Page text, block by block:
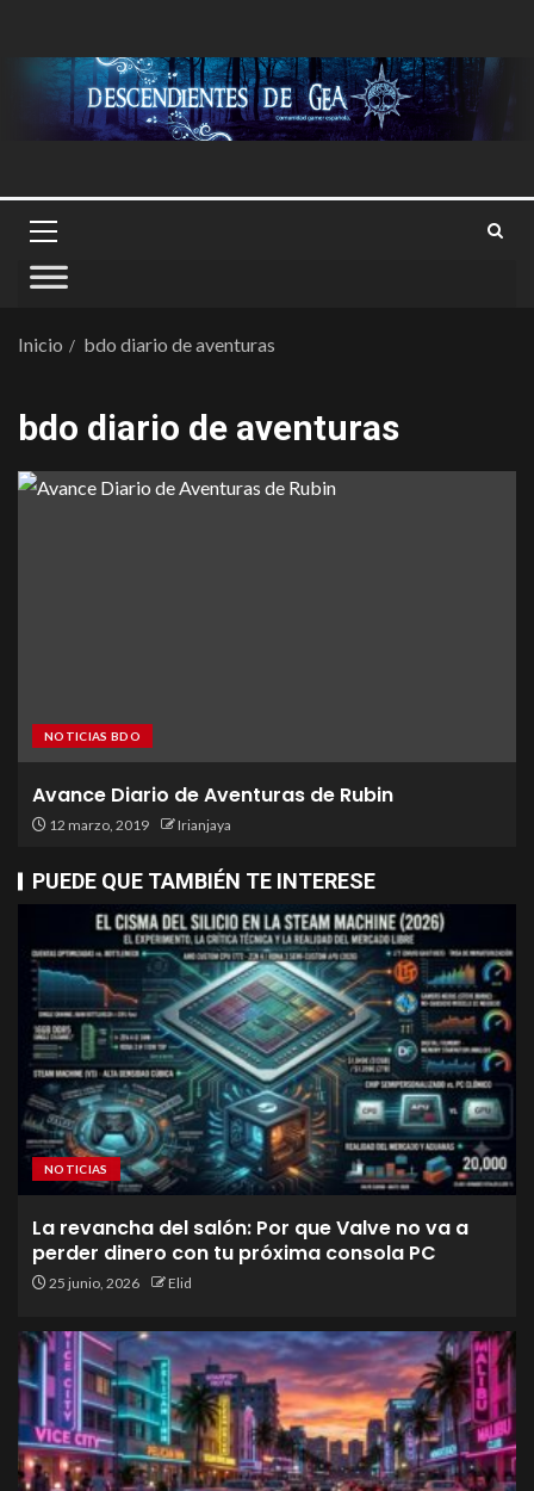
Inicio bdo diario de aventuras
bdo diario de aventuras
NOTICIAS BDO
Avance Diario de Aventuras de Rubin
12 marzo, 2019 Irianjaya
PUEDE QUE TAMBIÉN TE INTERESE
NOTICIAS
La revancha del salón: Por que Valve no va a
perder dinero con tu próxima consola PC
25 junio, 2026 Elid